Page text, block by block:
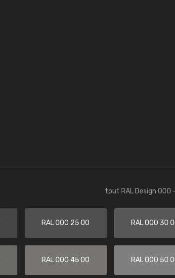
tout RAL Design 000
RAL 000 25 00 RAL 000 30
RAL 000 45 00 RAL 000 50